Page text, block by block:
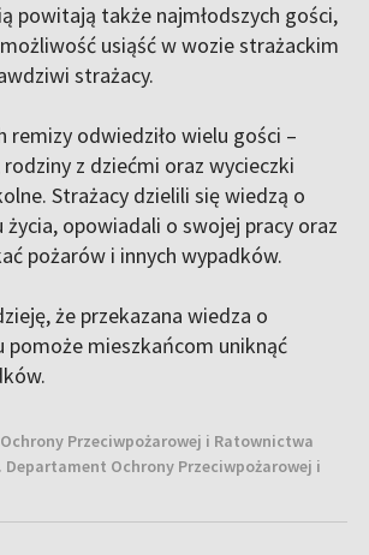
powitają także najmłodszych gości,
usiąść w wozie strażackim
strażacy.
remizy odwiedziło wielu gości –
rodziny z dziećmi oraz wycieczki
Strażacy dzielili się wiedzą o
życia, opowiadali o swojej pracy oraz
pożarów i innych wypadków.
że przekazana wiedza o
pomoże mieszkańcom uniknąć
Przeciwpożarowej i Ratownictwa
Departament Ochrony Przeciwpożarowej i